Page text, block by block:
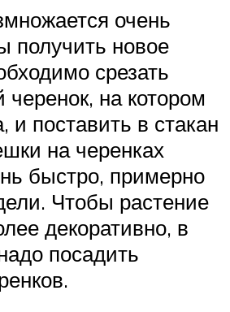
очень
получить новое
срезать
на котором
и поставить в стакан
на черенках
быстро, примерно
Чтобы растение
декоративно, в
посадить